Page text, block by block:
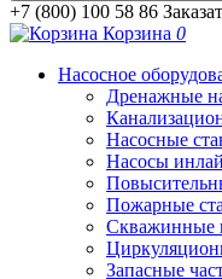
+7 (800) 100 58 86
Корзина 0
Насосное
Дренажные
Насосные
Насосы
Пожарные
Скважинные
Запасные